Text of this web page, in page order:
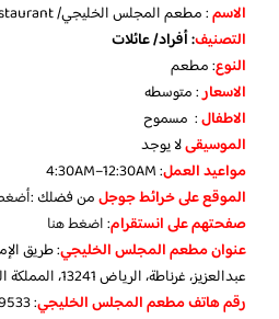
الاسم: مطعم المجلس الخليجي/ Gulf Council Restaurant
التصنيف: أفراد/ عائلات
النوع: مطعم
الاسعار: متوسطه
الاطفال: مسموح
الموسيقىلا يوجد
مواعيد العمل: 4:30AM–12:30AM
الموقع على خرائط جوجلمن فضلك :
صفحتهم على انستقرام:اضغط هنا
عنوان مطعم المجلس الخليجي: طريق
عبدالعزيز، غرناطة، الرياض 13241، المملكة العربية السعودية
رقم هاتف مطعم المجلس الخليجي: ‏‪+966 9200 09533‬‏